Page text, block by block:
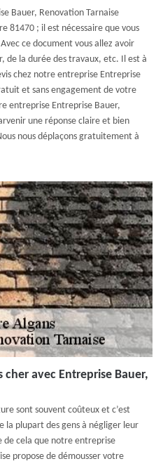
Bauer, Renovation Tarnaise
81470 ; il est nécessaire que vous
ce document vous allez avoir
de la durée des travaux, etc. Il est à
chez notre entreprise Entreprise
et sans engagement de votre
entreprise Entreprise Bauer,
une réponse claire et bien
nous déplaçons gratuitement à
avec Entreprise Bauer,
sont souvent coûteux et c’est
la plupart des gens à négliger leur
de cela que notre entreprise
propose de démousser votre